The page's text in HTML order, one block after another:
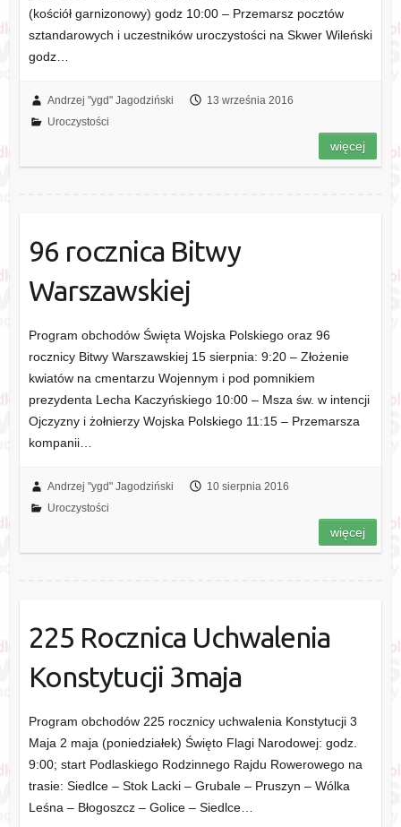
(kościół garnizonowy) godz 10:00 – Przemarsz pocztów
sztandarowych i uczestników uroczystości na Skwer Wileński
godz…
Andrzej "ygd" Jagodziński
13 września 2016
Uroczystości
więcej
96 rocznica Bitwy
Warszawskiej
Program obchodów Święta Wojska Polskiego oraz 96
rocznicy Bitwy Warszawskiej 15 sierpnia: 9:20 – Złożenie
kwiatów na cmentarzu Wojennym i pod pomnikiem
prezydenta Lecha Kaczyńskiego 10:00 – Msza św. w intencji
Ojczyzny i żołnierzy Wojska Polskiego 11:15 – Przemarsza
kompanii…
Andrzej "ygd" Jagodziński
10 sierpnia 2016
Uroczystości
więcej
225 Rocznica Uchwalenia
Konstytucji 3maja
Program obchodów 225 rocznicy uchwalenia Konstytucji 3
Maja 2 maja (poniedziałek) Święto Flagi Narodowej: godz.
9:00; start Podlaskiego Rodzinnego Rajdu Rowerowego na
trasie: Siedlce – Stok Lacki – Grubale – Pruszyn – Wólka
Leśna – Błogoszcz – Golice – Siedlce…